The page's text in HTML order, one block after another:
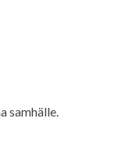
samhälle.